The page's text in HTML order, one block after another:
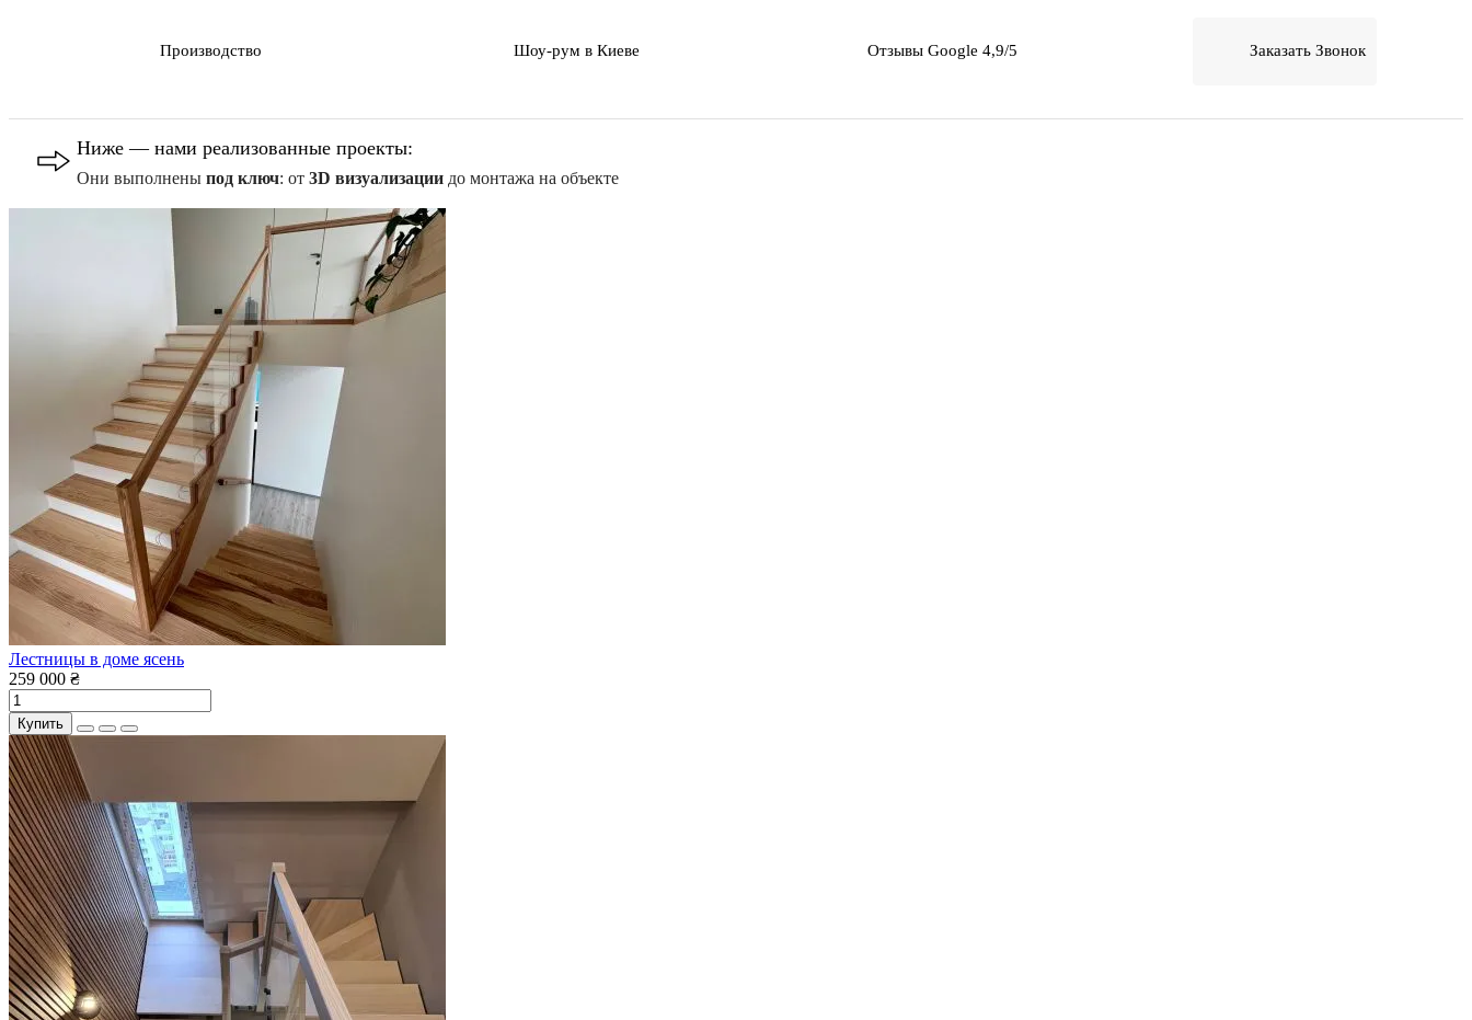
Производство Шоу-рум в Киеве Отзывы Google 4,9/5 Заказать Звонок
Ниже — нами реализованные проекты:
Они выполнены под ключ: от 3D визуализации до монтажа на объекте
Лестницы в доме ясень
259 000 ₴
Купить